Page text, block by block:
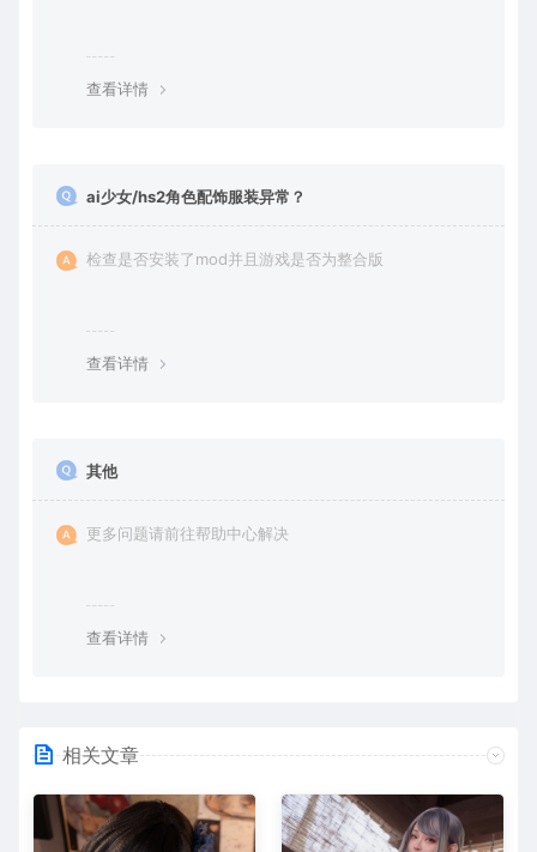
查看详情
ai少女/hs2角色配饰服装异常？
检查是否安装了mod并且游戏是否为整合版
查看详情
其他
更多问题请前往帮助中心解决
查看详情
相关文章